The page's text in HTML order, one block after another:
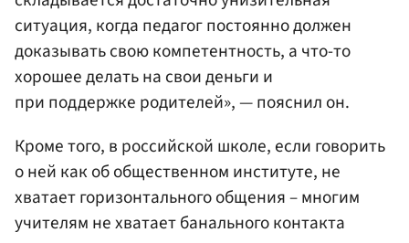
ситуация, когда педагог постоянно должен
доказывать свою компетентность, а что-то
хорошее делать на свои деньги и
при поддержке родителей», — пояснил он.
Кроме того, в российской школе, если говорить
о ней как об общественном институте, не
хватает горизонтального общения – многим
учителям не хватает банального контакта